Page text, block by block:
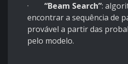
· “Beam Search”:
encontrar a sequência de
provável a partir das
pelo modelo.